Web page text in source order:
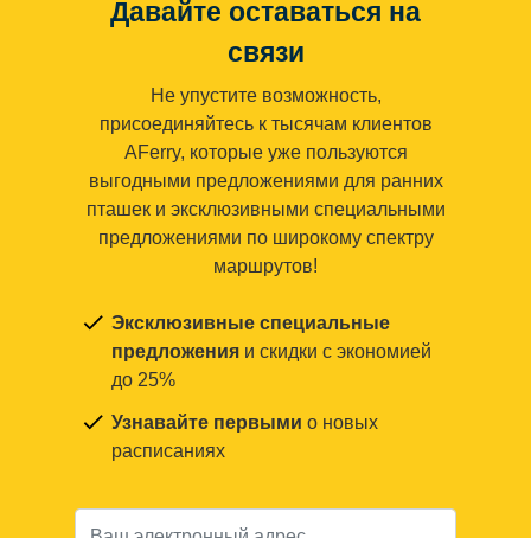
Давайте оставаться на
связи
Не упустите возможность,
присоединяйтесь к тысячам клиентов
AFerry, которые уже пользуются
выгодными предложениями для ранних
пташек и эксклюзивными специальными
предложениями по широкому спектру
маршрутов!
Эксклюзивные специальные
предложения и скидки с экономией
до 25%
Узнавайте первыми о новых
расписаниях